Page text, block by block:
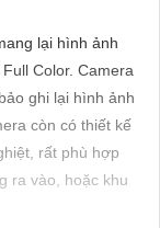
lại hình ảnh
Color. Camera
ghi lại hình ảnh
còn có thiết kế
rất phù hợp
ra vào, hoặc khu